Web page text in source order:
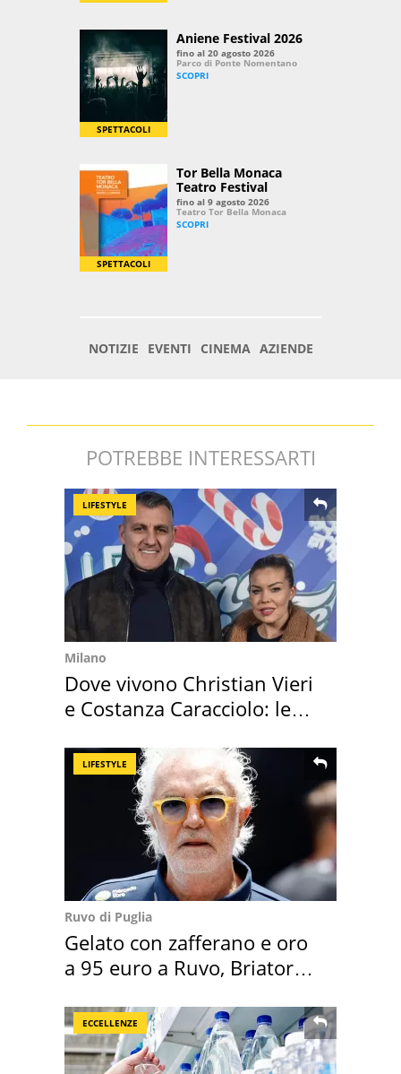
POTREBBE INTERESSARTI
LIFESTYLE
Milano
Dove vivono Christian Vieri
e Costanza Caracciolo: le
LIFESTYLE
Ruvo di Puglia
Gelato con zafferano e oro
a 95 euro a Ruvo, Briatore
ECCELLENZE